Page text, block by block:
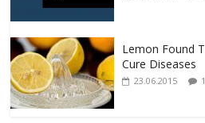
Lemon Found
Cure Diseases
23.06.2015